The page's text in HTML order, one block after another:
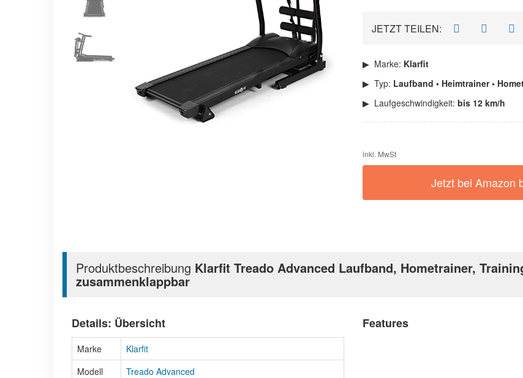
JETZT TEILEN:
Marke: Klarfit
Typ: Laufband • Heimtrainer •
Laufgeschwindigkeit: bis 12 km/h
inkl. MwSt
Jetzt bei Amazon
Produktbeschreibung Klarfit Treado Advanced Laufband, Hometrainer,
zusammenklappbar
Details: Übersicht
Marke
Klarfit
Modell
Treado Advanced
Features